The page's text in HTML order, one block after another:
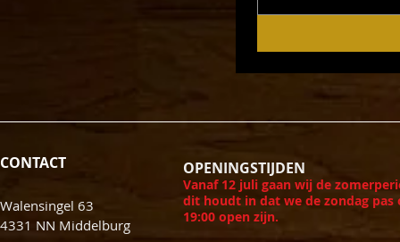
CONTACT
Walensingel 63
4331 NN Middelburg
OPENINGSTIJDEN
​Vanaf 12 juli gaan wij de
dit houdt in dat we de zondag pas
19:00 open zijn.